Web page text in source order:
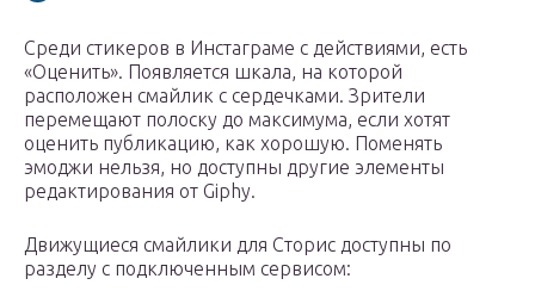
Среди стикеров в Инстаграме с действиями, есть
«Оценить». Появляется шкала, на которой
расположен смайлик с сердечками. Зрители
перемещают полоску до максимума, если хотят
оценить публикацию, как хорошую. Поменять
эмоджи нельзя, но доступны другие элементы
редактирования от Giphy.
Движущиеся смайлики для Сторис доступны по
разделу с подключенным сервисом: